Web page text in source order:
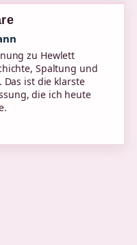
Biografie, No
und... genau –
Ton hier.